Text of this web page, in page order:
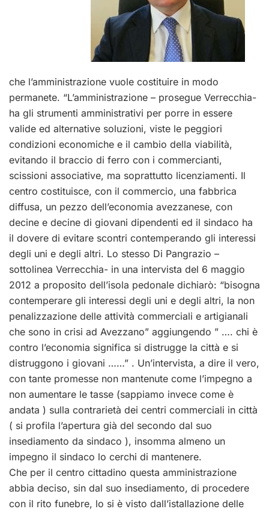
che l’amministrazione vuole costituire in modo
permanete. “L’amministrazione – prosegue Verrecchia-
ha gli strumenti amministrativi per porre in essere
valide ed alternative soluzioni, viste le peggiori
condizioni economiche e il cambio della viabilità,
evitando il braccio di ferro con i commercianti,
scissioni associative, ma soprattutto licenziamenti. Il
centro costituisce, con il commercio, una fabbrica
diffusa, un pezzo dell’economia avezzanese, con
decine e decine di giovani dipendenti ed il sindaco ha
il dovere di evitare scontri contemperando gli interessi
degli uni e degli altri. Lo stesso Di Pangrazio –
sottolinea Verrecchia- in una intervista del 6 maggio
2012 a proposito dell’isola pedonale dichiarò: “bisogna
contemperare gli interessi degli uni e degli altri, la non
penalizzazione delle attività commerciali e artigianali
che sono in crisi ad Avezzano” aggiungendo ” …. chi è
contro l’economia significa si distrugge la città e si
distruggono i giovani ……” . Un’intervista, a dire il vero,
con tante promesse non mantenute come l’impegno a
non aumentare le tasse (sappiamo invece come è
andata ) sulla contrarietà dei centri commerciali in città
( si profila l’apertura già del secondo dal suo
insediamento da sindaco ), insomma almeno un
impegno il sindaco lo cerchi di mantenere.
Che per il centro cittadino questa amministrazione
abbia deciso, sin dal suo insediamento, di procedere
con il rito funebre, lo si è visto dall’istallazione delle